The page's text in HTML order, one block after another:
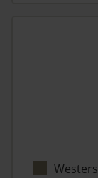
Westers